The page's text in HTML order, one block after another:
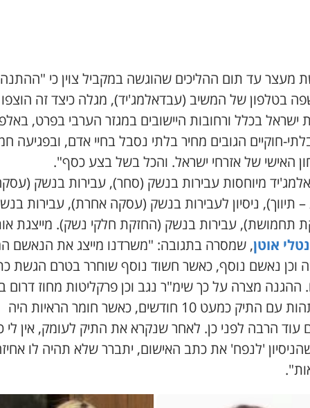
מעצר עד תום ההליכים שהוגשה במקביל צוין כי
בטלפון של המשיב (עבדאלמג'יד), מגלה כיצד זה הוצפו
ישראל בכלל ורחובות היישובים במגזר הערבי בפרט,
חוקיים הגובים מחיר בלתי נסבל בחיי אדם, ובפגיעה
האישי של אזרחי ישראל. והכל בשל בצע כסף".
מיוחסות עבירות בנשק (סחר), עבירות בנשק
תיווך), ניסיון לעבירות בנשק (עסקה אחרת), עבירות
תחמושת), עבירות בנשק (החזקת חלקי נשק). מייצגת
אוטן, שמסרה בתגובה: "משרדנו מייצג את הנאשם
וכן נאשם נוסף, כאשר חשוד נוסף שוחרר בטרם הגשת
ההגנה מצרה על כך שימ"ר נגב וכן פרקליטות מחוז דרום
להשתהות עם התיק כמעט 10 חודשים, כאשר חומר הראיות היה
עוד הרבה לפני כן. לאחר שנקרא את התיק לעומק, אין לי
'לנפח' את כתב האישום, יתברר שלא תהיה לו